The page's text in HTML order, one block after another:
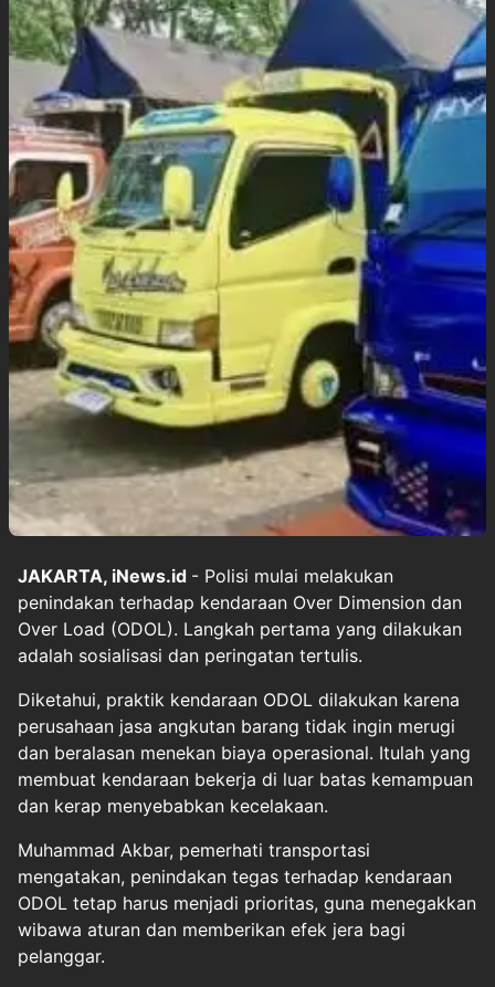
JAKARTA, iNews.id - Polisi mulai melakukan
penindakan terhadap kendaraan Over Dimension dan
Over Load (ODOL). Langkah pertama yang dilakukan
adalah sosialisasi dan peringatan tertulis.
Diketahui, praktik kendaraan ODOL dilakukan karena
perusahaan jasa angkutan barang tidak ingin merugi
dan beralasan menekan biaya operasional. Itulah yang
membuat kendaraan bekerja di luar batas kemampuan
dan kerap menyebabkan kecelakaan.
Muhammad Akbar, pemerhati transportasi
mengatakan, penindakan tegas terhadap kendaraan
ODOL tetap harus menjadi prioritas, guna menegakkan
wibawa aturan dan memberikan efek jera bagi
pelanggar.